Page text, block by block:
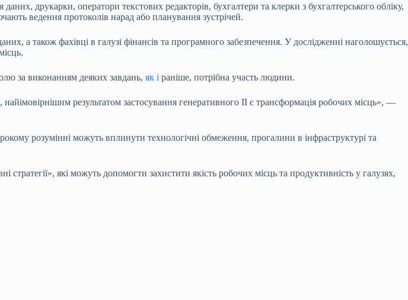
друкарки, оператори текстових редакторів, бухгалтери та клерки з бухгалтерського обліку,
ведення протоколів нарад або планування зустрічей.
а також фахівці в галузі фінансів та програмного забезпечення. У дослідженні наголошується,
за виконанням деяких завдань, як і раніше, потрібна участь людини.
результатом застосування генеративного ІІ є трансформація робочих місць», —
розумінні можуть вплинути технологічні обмеження, прогалини в інфраструктурі та
стратегії», які можуть допомогти захистити якість робочих місць та продуктивність у галузях,